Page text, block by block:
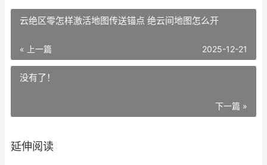
云绝区零怎样激活地图传送锚点 绝云间地图怎么开
« 上一篇 2025-12-21
没有了！
下一篇 »
延伸阅读